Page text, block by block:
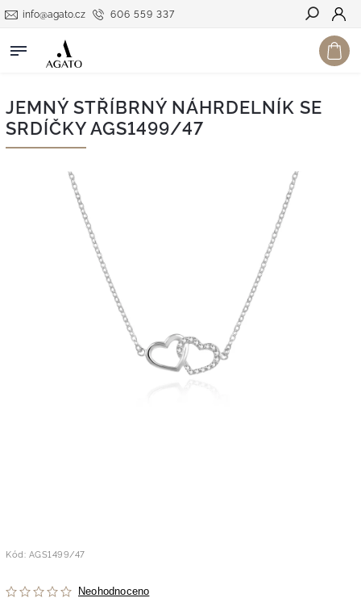
606 559 337
info@agato.cz
Hledat
JEMNÝ STŘÍBRNÝ NÁHRDELNÍK SE
SRDÍČKY AGS1499/47
Kód: AGS1499/47
Neohodnoceno